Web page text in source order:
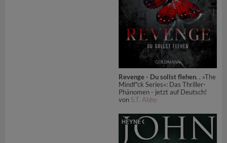
Revenge - Du sollst flehen. . »The
Mindf*ck Series«: Das Thriller-
Phänomen - jetzt auf Deutsch!
von S.T. Abby